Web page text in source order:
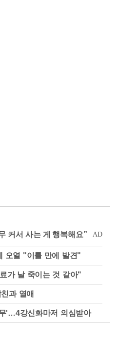
오열 "이틀 만에 발견"
가 날 죽이는 것 같아"
과 열애
'…4강신화마저 의심받아